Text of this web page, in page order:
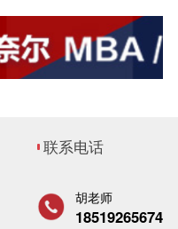
联系电话
胡老师
18519265674